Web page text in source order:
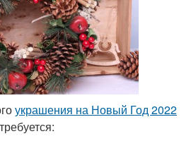
украшения на Новый Год 2022